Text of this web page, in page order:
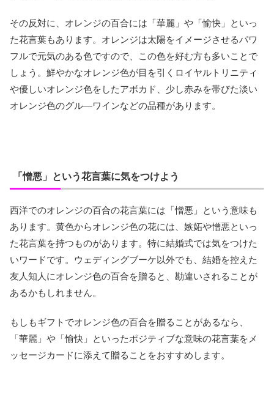
その反対に、オレンジの百合には「華麗」や「愉快」といっ
た花言葉もあります。オレンジは太陽をイメージさせるパワ
フルで元気のある色ですので、この色を好む方も多いことで
しょう。鮮やかなオレンジ色が目を引くロイヤルトリニティ
や優しいオレンジ色をしたアボカド、少し赤みを帯びた淡い
オレンジ色のグル―ワインなどの品種があります。
「憎悪」という花言葉に気をつけよう
西洋でのオレンジの百合の花言葉には「憎悪」という意味も
あります。黄色からオレンジ色の花には、嫉妬や憎悪といっ
た花言葉を持つものがあります。特に結婚式では気をつけた
いワードです。ウェディングブーケ以外でも、結婚を控えた
友人知人にオレンジ色の百合を贈ると、勘違いされることが
あるかもしれません。
もしもギフトでオレンジ色の百合を贈ることがあるなら、
「華麗」や「愉快」といったポジティブな意味の花言葉をメ
ッセージカードに添えて贈ることをおすすめします。